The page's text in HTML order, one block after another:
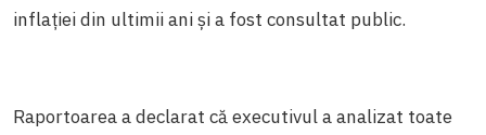
inflației din ultimii ani și a fost consultat public.
Raportoarea a declarat că executivul a analizat toate